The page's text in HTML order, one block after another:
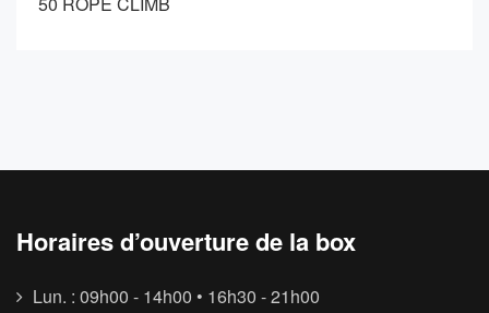
Horaires d’ouverture de la box
Lun. : 09h00 - 14h00 • 16h30 - 21h00